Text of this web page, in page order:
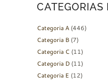
CATEGORIAS
Categoria A (446)
Categoria B (7)
Categoria C (11)
Categoria D (11)
Categoria E (12)